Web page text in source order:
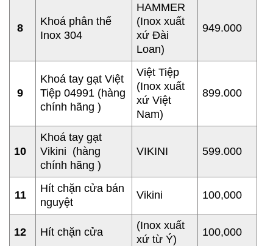
8
Khoá phân thể
Inox 304
HAMMER
(Inox xuất
xứ Đài
Loan)
949.000
9
Khoá tay gạt Việt
Tiệp 04991 (hàng
chính hãng )
Việt Tiệp
(Inox xuất
xứ Việt
Nam)
899.000
10
Khoá tay gạt
Vikini (hàng
chính hãng )
VIKINI 599.000
11
Hít chặn cửa bán
nguyệt
Vikini 100,000
12 Hít chặn cửa
(Inox xuất
xứ từ Ý)
100,000